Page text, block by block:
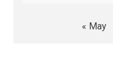
« May